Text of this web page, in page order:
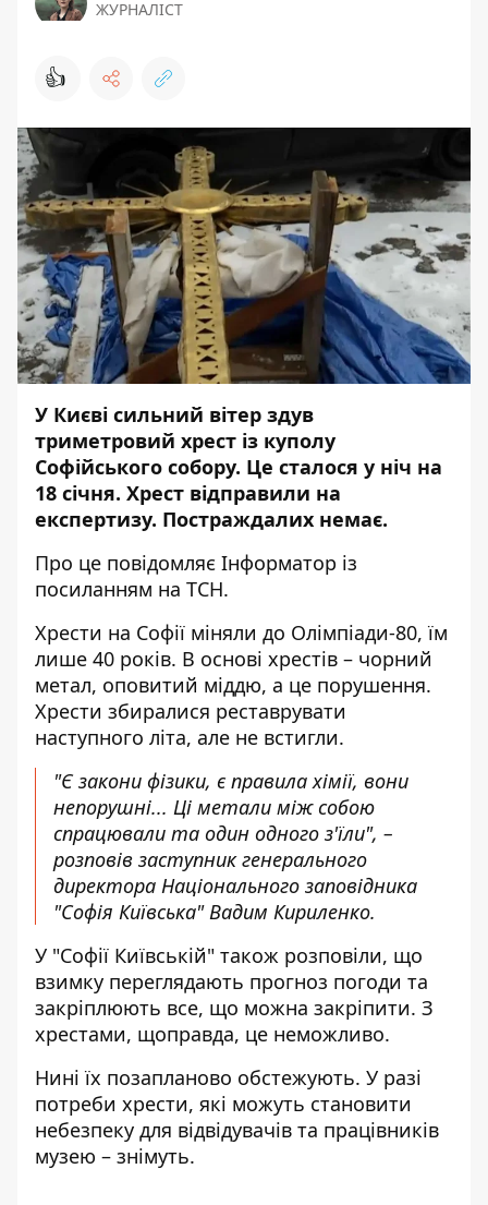
ЖУРНАЛІСТ
👍
У Києві сильний вітер здув
триметровий хрест із куполу
Софійського собору. Це сталося у ніч на
18 січня. Хрест відправили на
експертизу. Постраждалих немає.
Про це повідомляє Інформатор із
посиланням на ТСН.
Хрести на Софії міняли до Олімпіади-80, їм
лише 40 років. В основі хрестів – чорний
метал, оповитий міддю, а це порушення.
Хрести збиралися реставрувати
наступного літа, але не встигли.
"Є закони фізики, є правила хімії, вони
непорушні... Ці метали між собою
спрацювали та один одного з'їли", –
розповів заступник генерального
директора Національного заповідника
"Софія Київська" Вадим Кириленко.
У "Софії Київській" також розповіли, що
взимку переглядають прогноз погоди та
закріплюють все, що можна закріпити. З
хрестами, щоправда, це неможливо.
Нині їх позапланово обстежують. У разі
потреби хрести, які можуть становити
небезпеку для відвідувачів та працівників
музею – знімуть.